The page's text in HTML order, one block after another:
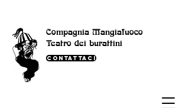
Compagnia Mangiafuoco
Teatro dei burattini
Contattaci